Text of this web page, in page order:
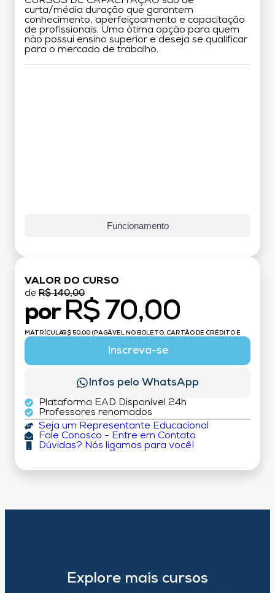
curta/média duração que garantem
conhecimento, aperfeiçoamento e capacitação
de profissionais. Uma ótima opção para quem
não possui ensino superior e deseja se qualificar
para o mercado de trabalho.
Funcionamento
VALOR DO CURSO
de R$ 140,00
por R$ 70,00
MATRÍCULA:R$ 50,00 (PAGÁVEL NO BOLETO, CARTÃO DE CRÉDITO E
Inscreva-se
Infos pelo WhatsApp
Plataforma EAD Disponível 24h
Professores renomados
Seja um Representante Educacional
Fale Conosco - Entre em Contato
Dúvidas? Nós ligamos para você!
Explore mais cursos